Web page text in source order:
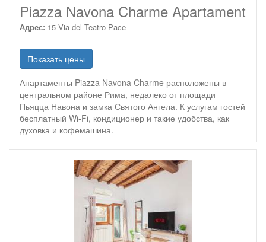
Piazza Navona Charme Apartament
Адрес: 15 Via del Teatro Pace
Показать цены
Апартаменты Piazza Navona Charme расположены в
центральном районе Рима, недалеко от площади
Пьяцца Навона и замка Святого Ангела. К услугам гостей
бесплатный Wi-Fi, кондиционер и такие удобства, как
духовка и кофемашина.